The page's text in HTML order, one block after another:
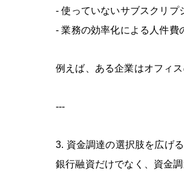
-使っていないサブスクリプ
-業務の効率化による人件費
例えば、ある企業はオフィ
---
3. 資金調達の選択肢を広げる
銀行融資だけでなく、資金